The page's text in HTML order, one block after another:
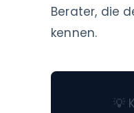
Berater, die
kennen.
💡